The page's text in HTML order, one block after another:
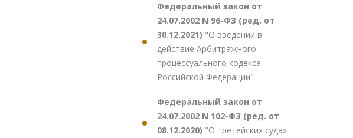
Федеральный закон от
24.07.2002 N 96-ФЗ (ред. от
30.12.2021) "О введении в
действие Арбитражного
процессуального кодекса
Российской Федерации"
Федеральный закон от
24.07.2002 N 102-ФЗ (ред. от
08.12.2020) "О третейских судах